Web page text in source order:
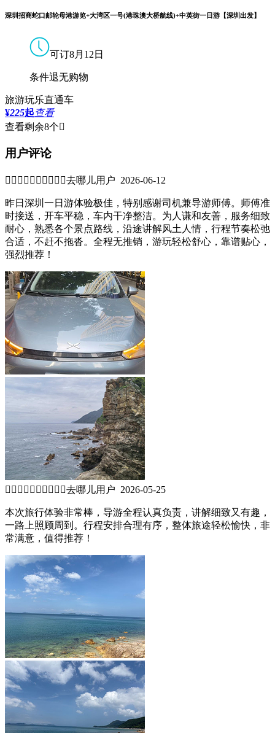
深圳招商蛇口邮轮母港游览+大湾区一号(港珠澳大桥航线)+中英街一日游【深圳出发】
可订8月12日
条件退无购物
旅游玩乐直通车
¥225起查看
查看剩余8个
用户评论
 去哪儿用户 2026-06-12
昨日深圳一日游体验极佳，特别感谢司机兼导游师傅。师傅准
时接送，开车平稳，车内干净整洁。为人谦和友善，服务细致
耐心，熟悉各个景点路线，沿途讲解风土人情，行程节奏松弛
合适，不赶不拖沓。全程无推销，游玩轻松舒心，靠谱贴心，
强烈推荐！
 去哪儿用户 2026-05-25
本次旅行体验非常棒，导游全程认真负责，讲解细致又有趣，
一路上照顾周到。行程安排合理有序，整体旅途轻松愉快，非
常满意，值得推荐！